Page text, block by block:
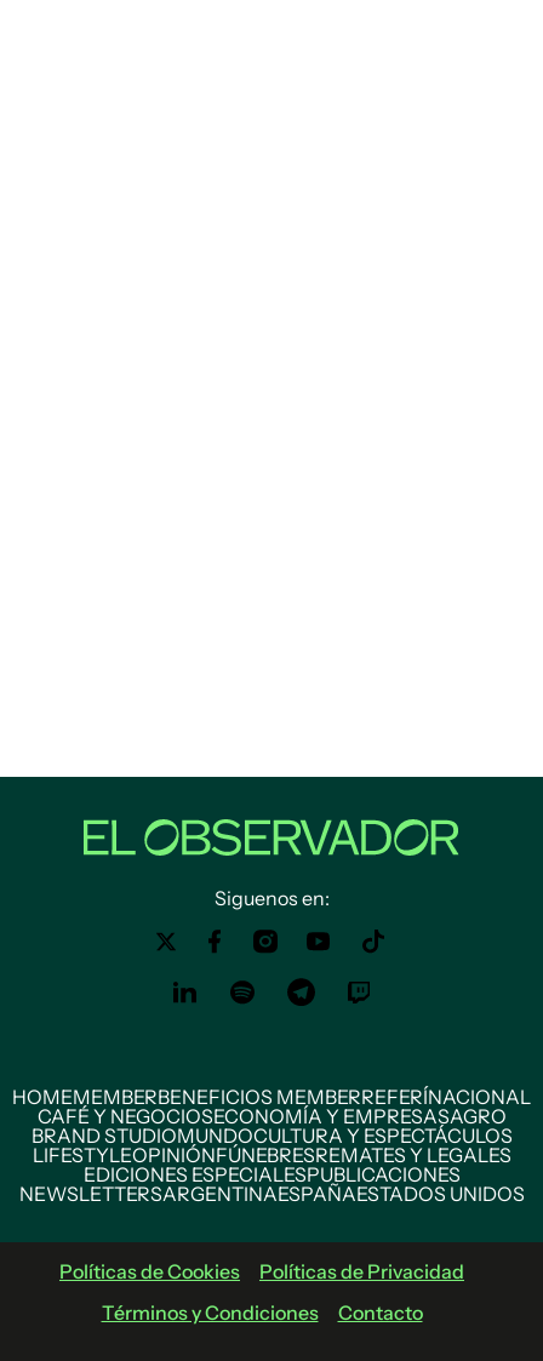
Siguenos en:
HOMEMEMBERBENEFICIOS MEMBERREFERÍNACIONAL
CAFÉ Y NEGOCIOSECONOMÍA Y EMPRESASAGRO
BRAND STUDIOMUNDOCULTURA Y ESPECTÁCULOS
LIFESTYLEOPINIÓNFÚNEBRESREMATES Y LEGALES
EDICIONES ESPECIALESPUBLICACIONES
NEWSLETTERSARGENTINAESPAÑAESTADOS UNIDOS
Políticas de Cookies
Políticas de Privacidad
Términos y Condiciones
Contacto